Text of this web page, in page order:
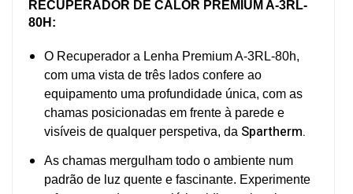
RECUPERADOR DE CALOR PREMIUM A-3RL-
80H:
O Recuperador a Lenha Premium A-3RL-80h,
com uma vista de três lados confere ao
equipamento uma profundidade única, com as
chamas posicionadas em frente à parede e
visíveis de qualquer perspetiva, da Spartherm.
As chamas mergulham todo o ambiente num
padrão de luz quente e fascinante. Experimente